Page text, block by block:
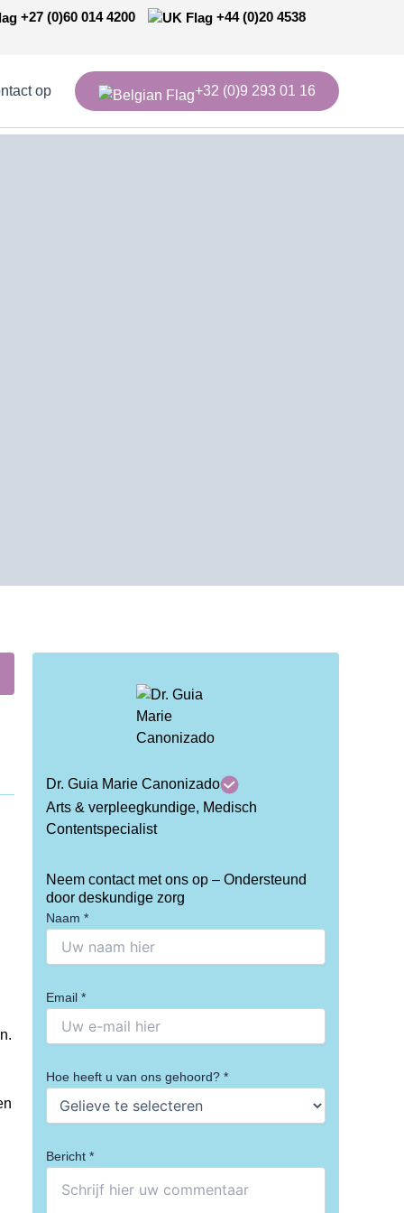
+27 (0)60 014 4200 +44 (0)20 4538
op +32 (0)9 293 01 16
Dr. Guia Marie Canonizado
Arts & verpleegkundige, Medisch
Contentspecialist
Neem contact met ons op – Ondersteund
door deskundige zorg
Naam *
Email *
Hoe heeft u van ons gehoord? *
Bericht *